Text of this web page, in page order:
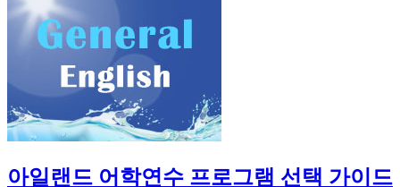
아일랜드 어학연수 프로그램 선택 가이드